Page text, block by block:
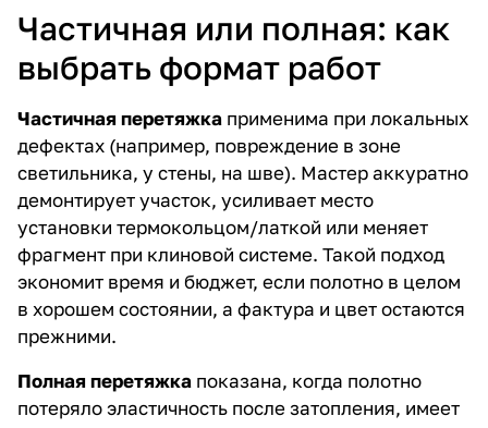
Частичная или полная: как
выбрать формат работ
Частичная перетяжка применима при локальных
дефектах (например, повреждение в зоне
светильника, у стены, на шве). Мастер аккуратно
демонтирует участок, усиливает место
установки термокольцом/латкой или меняет
фрагмент при клиновой системе. Такой подход
экономит время и бюджет, если полотно в целом
в хорошем состоянии, а фактура и цвет остаются
прежними.
Полная перетяжка показана, когда полотно
потеряло эластичность после затопления, имеет